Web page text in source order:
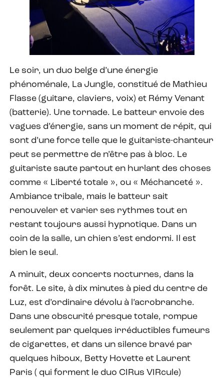
Le soir, un duo belge d’une énergie
phénoménale, La Jungle, constitué de Mathieu
Flasse (guitare, claviers, voix) et Rémy Venant
(batterie). Une tornade. Le batteur envoie des
vagues d’énergie, sans un moment de répit, qui
sont d’une force telle que le guitariste-chanteur
peut se permettre de n’être pas à bloc. Le
guitariste saute partout en hurlant des choses
comme « Liberté totale », ou « Méchanceté ».
Ambiance tribale, mais le batteur sait
renouveler et varier ses rythmes tout en
restant toujours aussi hypnotique. Dans un
coin de la salle, un chien s’est endormi. Il est
bien le seul.
A minuit, deux concerts nocturnes, dans la
forêt. Le site, à dix minutes à pied du centre de
Luz, est d’ordinaire dévolu à l’acrobranche.
Dans une obscurité presque totale, rompue
seulement par quelques irréductibles fumeurs
de cigarettes, et dans un silence bravé par
quelques hiboux, Betty Hovette et Laurent
Paris ( qui forment le duo CIRus VIRcule)